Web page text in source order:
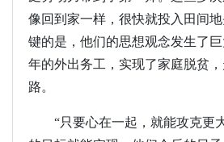
像回到家一样，很快就投入田间
键的是，他们的思想观念发生了
年的外出务工，实现了家庭脱贫
路。
“只要心在一起，就能攻克更